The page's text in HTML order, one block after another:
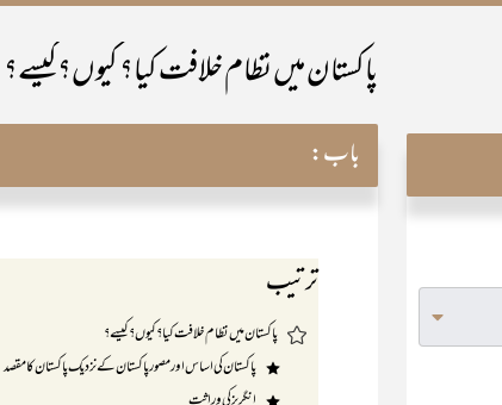
پاکستان میں نظام خلافت کیا؟ کیوں؟کیسے؟
باب:
ترتیب
پاکستان میں نظام خلافت کیا ؟ کیوں؟ کیسے؟
پاکستان کی اساس اور مصور پاکستان کے نزدیک پاکستان کا مقصد